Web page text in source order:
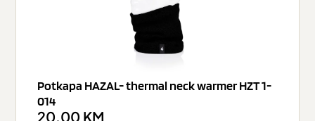
Potkapa HAZAL- thermal neck warmer HZT 1-
014
20,00 KM